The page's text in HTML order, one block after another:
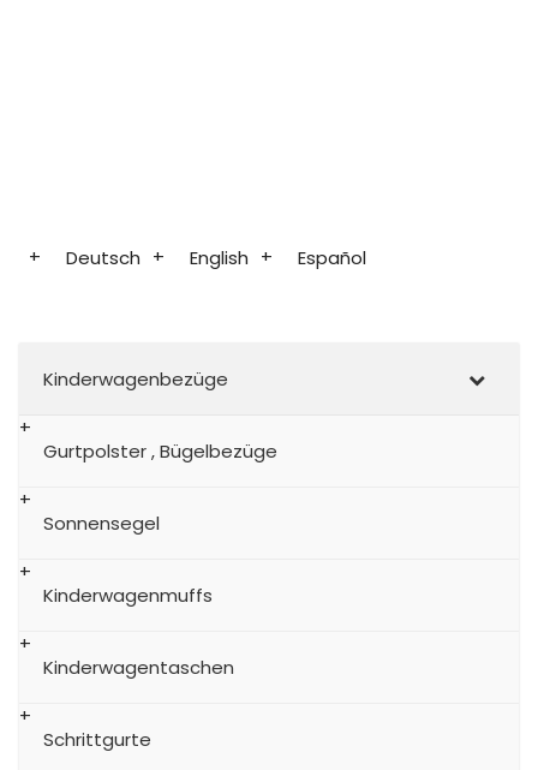
Deutsch English Español
Kinderwagenbezüge
Gurtpolster , Bügelbezüge
Sonnensegel
Kinderwagenmuffs
Kinderwagentaschen
Schrittgurte